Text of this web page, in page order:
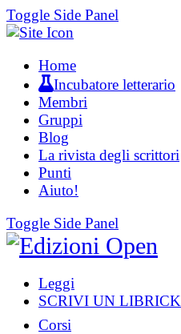
Toggle Side Panel
Home
Incubatore letterario
Membri
Gruppi
Blog
La rivista degli scrittori
Punti
Aiuto!
Toggle Side Panel
Leggi
SCRIVI UN LIBRICK
Corsi